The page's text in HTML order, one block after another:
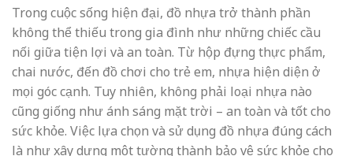
Trong cuộc sống hiện đại, đồ nhựa trở thành phần
không thể thiếu trong gia đình như những chiếc cầu
nối giữa tiện lợi và an toàn. Từ hộp đựng thực phẩm,
chai nước, đến đồ chơi cho trẻ em, nhựa hiện diện ở
mọi góc cạnh. Tuy nhiên, không phải loại nhựa nào
cũng giống như ánh sáng mặt trời – an toàn và tốt cho
sức khỏe. Việc lựa chọn và sử dụng đồ nhựa đúng cách
là như xây dựng một tường thành bảo vệ sức khỏe cho